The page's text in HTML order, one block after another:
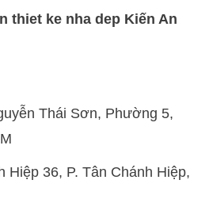
thiet ke nha dep Kiến An
Thái Sơn, Phường 5,
Hiệp 36, P. Tân Chánh Hiệp,